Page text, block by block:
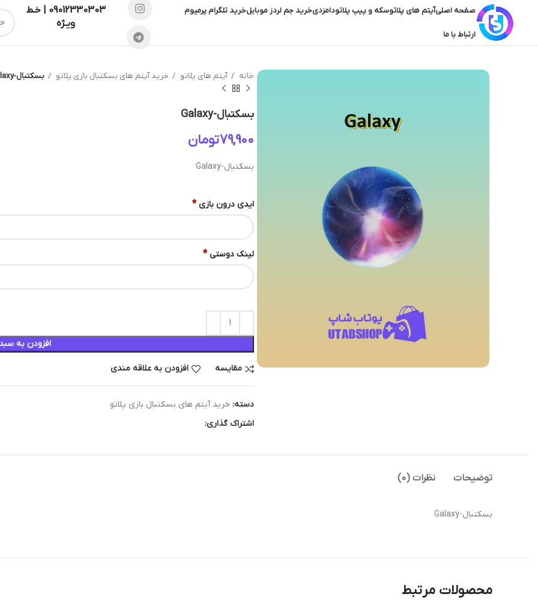
صفحه اصلیآیتم های پلاتوسکه و پیپ پلاتودامزدیخرید جم لردز موبایلخرید تلگرام پرمیوم
ارتباط با ما
09012330303 | خـط
ویـژه
خانه آیتم های پلاتو خرید آیتم های بسکتبال بازی پلاتو بسکتبال-Galaxy
بسکتبال-Galaxy
تومان
بسکتبال-Galaxy
ایدی درون بازی *
لینک دوستی *
افزودن به
مقایسه افزودن به علاقه مندی
دسته: خرید آیتم های بسکتبال بازی پلاتو
اشتراک گذاری:
توضیحات نظرات (0)
بسکتبال-Galaxy
محصولات مرتبط